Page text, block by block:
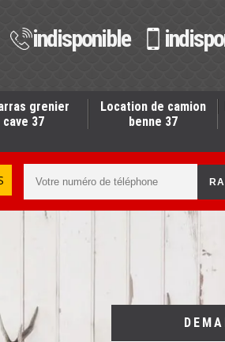
indisponible
grenier
cave 37
Location de camion
benne 37